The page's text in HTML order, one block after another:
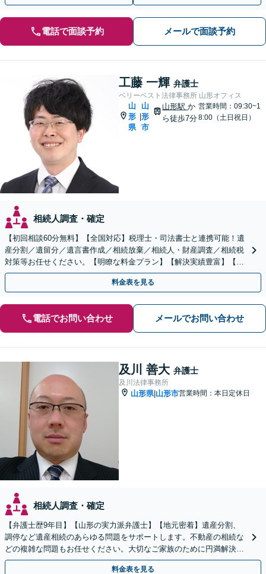
電話で面談予約 メールで面談予約
工藤 一輝 弁護士
ベリーベスト法律事務所 山形オフィス
山
形
県
|
山
形
市
山形駅か
ら徒歩7分
営業時間：09:30~1
8:00（土日祝日）
相続人調査・確定
【初回相談60分無料】【全国対応】税理士・司法書士と連携可能！遺
産分割／遺留分／遺言書作成／相続放棄／相続人・財産調査／相続税
対策等お任せください。【明瞭な料金プラン】【解決実績豊富】【電
話相談可】
料金表を見る
電話でお問い合わせ メールでお問い合わせ
及川 善大 弁護士
及川法律事務所
山形県| 山形市営業時間：本日定休日
相続人調査・確定
【弁護士歴9年目】【山形の実力派弁護士】【地元密着】遺産分割、
調停など遺産相続のあらゆる問題をサポートします。不動産の相続な
どの複雑な問題もお任せください。大切なご家族のために円満解決を
目指します】
料金表を見る